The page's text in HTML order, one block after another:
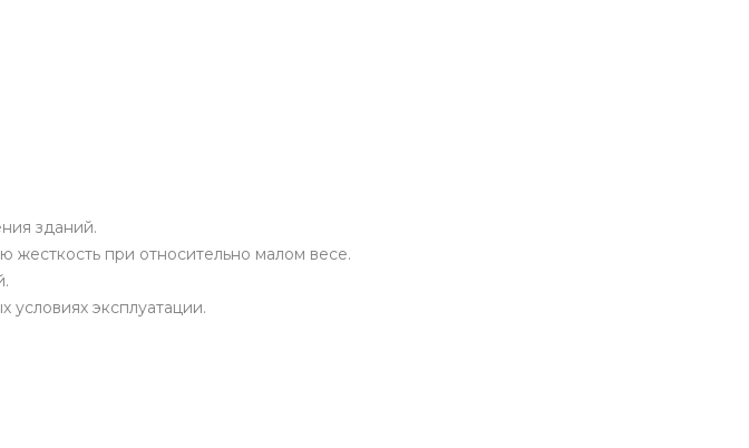
зданий.
при относительно малом весе.
условиях эксплуатации.